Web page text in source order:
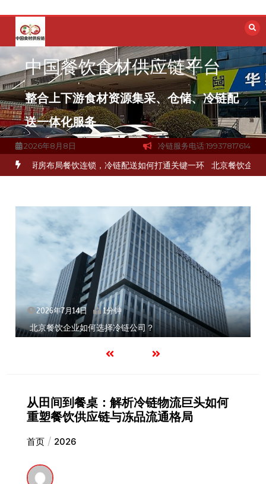
容
中国餐饮食材供应链平台
整合上下游食材资源集采、仓储、冷链配
送一体化服务
2026年8月8日 冷链服务电话:19937817614
通难题？ 杭州中央厨房布局餐饮连锁，冷链配送如何打通关键一环
2026年7月14日 1分钟
北京餐饮企业如何选择冷链公司？
从田间到餐桌：解析冷链物流巨头如何
重塑餐饮供应链与冻品流通格局
首页 2026